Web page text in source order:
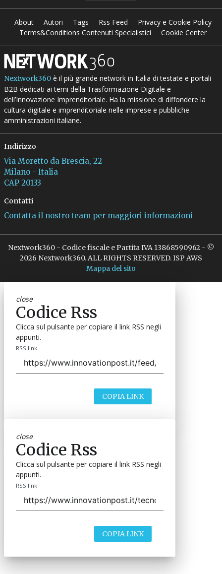
About Autori Tags Rss Feed
Privacy e Cookie Policy
Terms&Conditions Contenuti Specialistici
Cookie Center
Nextwork360è il più grande network in Italia di testate e portali
B2B dedicati ai temi della Trasformazione Digitale e
dell’Innovazione Imprenditoriale. Ha la missione di diffondere la
cultura digitale e imprenditoriale nelle imprese e pubbliche
amministrazioni italiane.
Indirizzo
Via Moretto da Brescia, 22
Milano - Italia
CAP 20133
Contatti
Contatta il nostro team per maggiori informazioni
Nextwork360 - Codice fiscale e Partita IVA 13868590962 - ©
2026 Nextwork360. ALL RIGHTS RESERVED. ISP AWS
Mappa del sito
close
Codice Rss
Clicca sul pulsante per copiare il link RSS negli
appunti.
RSS link
COPIA LINK
close
Codice Rss
Clicca sul pulsante per copiare il link RSS negli
appunti.
RSS link
COPIA LINK